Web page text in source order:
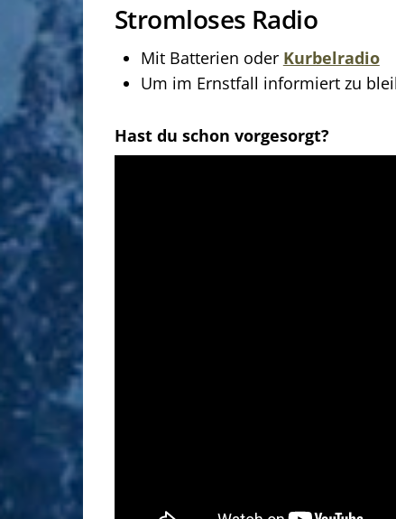
Stromloses Radio
Mit Batterien oder Kurbelradio
Um im Ernstfall informiert zu
Hast du schon vorgesorgt?